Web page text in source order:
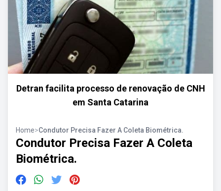
Detran facilita processo de renovação de CNH
em Santa Catarina
Home>Condutor Precisa Fazer A Coleta Biométrica.
Condutor Precisa Fazer A Coleta
Biométrica.